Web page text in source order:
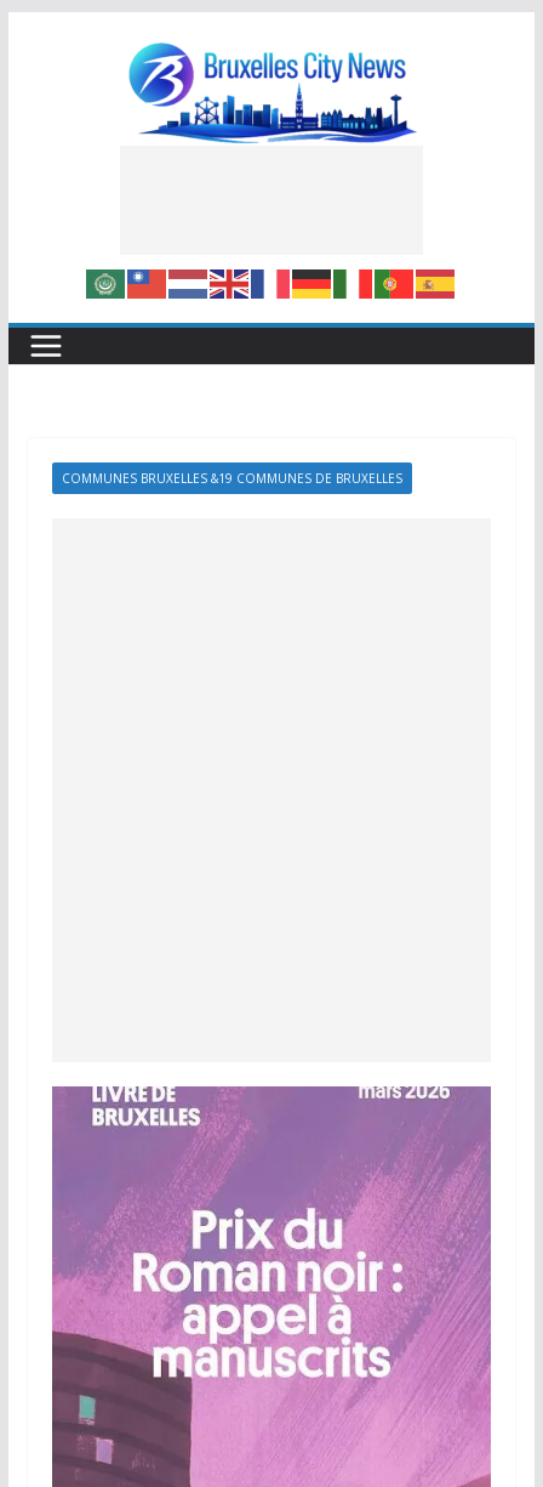
COMMUNES BRUXELLES &19 COMMUNES DE BRUXELLES